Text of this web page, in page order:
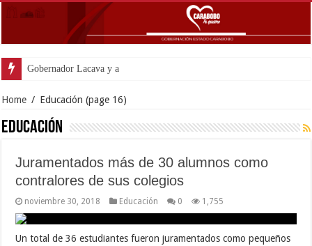
Gobernador Lacava y alcaldesa Riera supervisaron
Home / Educación (page 16)
Educación
Juramentados más de 30 alumnos como
contralores de sus colegios
noviembre 30, 2018 Educación 0 1,755
Un total de 36 estudiantes fueron juramentados como pequeños